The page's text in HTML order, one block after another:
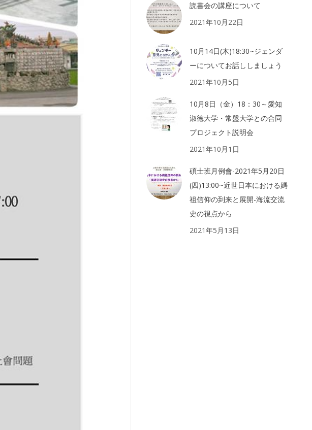
読書会の講座について
2021年10月22日
10月14日(木)18:30~ジェンダ
ーについてお話ししましょう
2021年10月5日
10月8日（金）18：30～愛知
淑徳大学・常盤大学との合同
プロジェクト説明会
2021年10月1日
碩士班月例會-2021年5月20日
(四)13:00~近世日本における媽
祖信仰の到来と展開-海流交流
史の視点から
2021年5月13日